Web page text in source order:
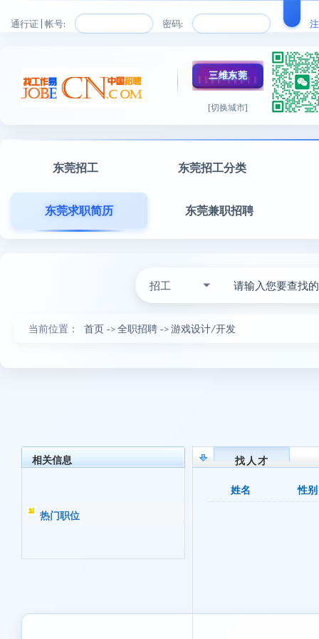
通行证 | 帐号: 密码:
三维东莞
[切换城市]
东莞招工 东莞招工分类
东莞求职简历 东莞兼职招聘
招工
当前位置： 首页 ->全职招聘 ->游戏设计/开发
相关信息
热门职位
找人才
姓名 性别